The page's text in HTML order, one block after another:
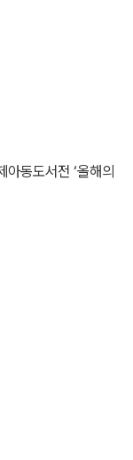
동도서전 ‘올해의